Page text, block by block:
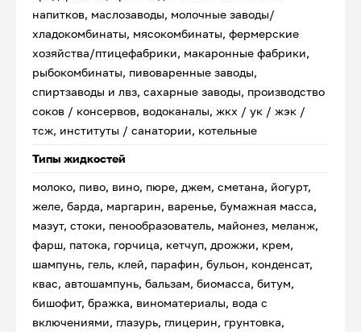
напитков, маслозаводы, молочные заводы/
хладокомбинаты, мясокомбинаты, фермерские
хозяйства/птицефабрики, макаронные фабрики,
рыбокомбинаты, пивоваренные заводы,
спиртзаводы и лвз, сахарные заводы, производство
соков / консервов, водоканалы, жкх / ук / жэк /
тсж, институты / санатории, котельные
Типы жидкостей
молоко, пиво, вино, пюре, джем, сметана, йогурт,
желе, барда, маргарин, варенье, бумажная масса,
мазут, стоки, пенообразователь, майонез, меланж,
фарш, патока, горчица, кетчуп, дрожжи, крем,
шампунь, гель, клей, парафин, бульон, конденсат,
квас, автошампунь, бальзам, биомасса, битум,
бишофит, бражка, виноматериалы, вода с
включениями, глазурь, глицерин, грунтовка,